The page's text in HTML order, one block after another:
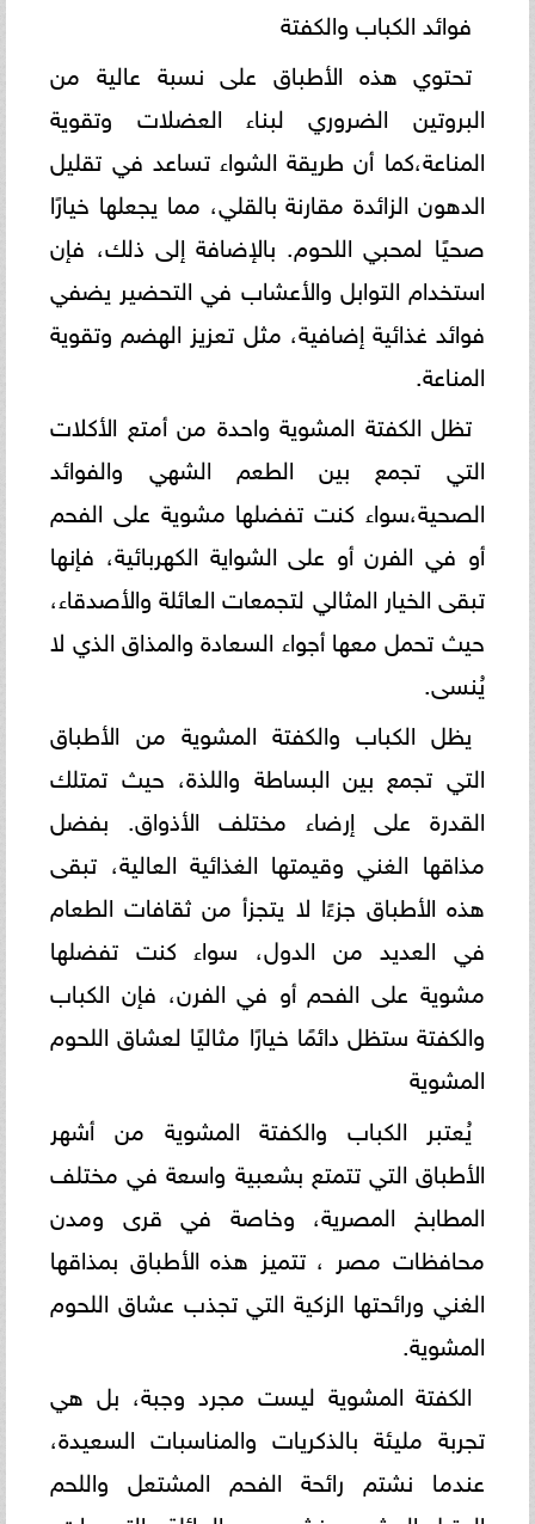
فوائد الكباب والكفتة
تحتوي هذه الأطباق على نسبة عالية من
البروتين الضروري لبناء العضلات وتقوية
المناعة،كما أن طريقة الشواء تساعد في تقليل
الدهون الزائدة مقارنة بالقلي، مما يجعلها خيارًا
صحيًا لمحبي اللحوم. بالإضافة إلى ذلك، فإن
استخدام التوابل والأعشاب في التحضير يضفي
فوائد غذائية إضافية، مثل تعزيز الهضم وتقوية
المناعة.
تظل الكفتة المشوية واحدة من أمتع الأكلات
التي تجمع بين الطعم الشهي والفوائد
الصحية،سواء كنت تفضلها مشوية على الفحم
أو في الفرن أو على الشواية الكهربائية، فإنها
تبقى الخيار المثالي لتجمعات العائلة والأصدقاء،
حيث تحمل معها أجواء السعادة والمذاق الذي لا
يُنسى.
يظل الكباب والكفتة المشوية من الأطباق
التي تجمع بين البساطة واللذة، حيث تمتلك
القدرة على إرضاء مختلف الأذواق. بفضل
مذاقها الغني وقيمتها الغذائية العالية، تبقى
هذه الأطباق جزءًا لا يتجزأ من ثقافات الطعام
في العديد من الدول، سواء كنت تفضلها
مشوية على الفحم أو في الفرن، فإن الكباب
والكفتة ستظل دائمًا خيارًا مثاليًا لعشاق اللحوم
المشوية
يُعتبر الكباب والكفتة المشوية من أشهر
الأطباق التي تتمتع بشعبية واسعة في مختلف
المطابخ المصرية، وخاصة في قرى ومدن
محافظات مصر ، تتميز هذه الأطباق بمذاقها
الغني ورائحتها الزكية التي تجذب عشاق اللحوم
المشوية.
الكفتة المشوية ليست مجرد وجبة، بل هي
تجربة مليئة بالذكريات والمناسبات السعيدة،
عندما نشتم رائحة الفحم المشتعل واللحم